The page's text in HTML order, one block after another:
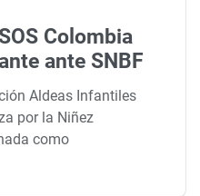
Colombia
ante SNBF
Aldeas Infantiles
por la Niñez
como